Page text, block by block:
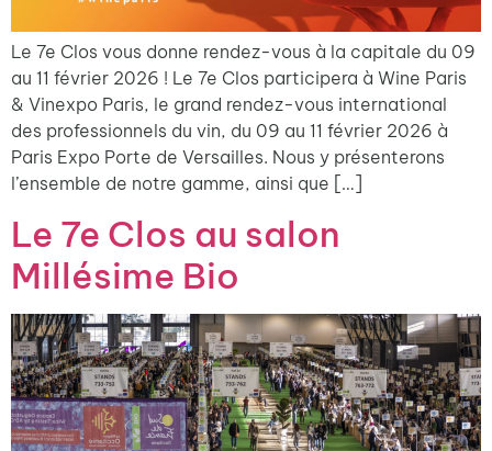
Le 7e Clos vous donne rendez-vous à la capitale du 09
au 11 février 2026 ! Le 7e Clos participera à Wine Paris
& Vinexpo Paris, le grand rendez-vous international
des professionnels du vin, du 09 au 11 février 2026 à
Paris Expo Porte de Versailles. Nous y présenterons
l’ensemble de notre gamme, ainsi que […]
Le 7e Clos au salon
Millésime Bio